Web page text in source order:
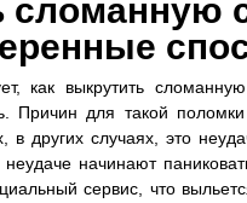
сломанную
как выкрутить
Причин для такой
в других случаях, это
начинают
сервис, что